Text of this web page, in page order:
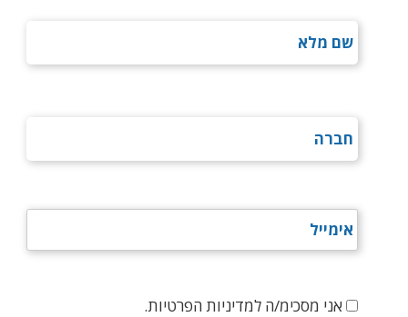
אני מסכימ/ה למדיניות הפרטיות.